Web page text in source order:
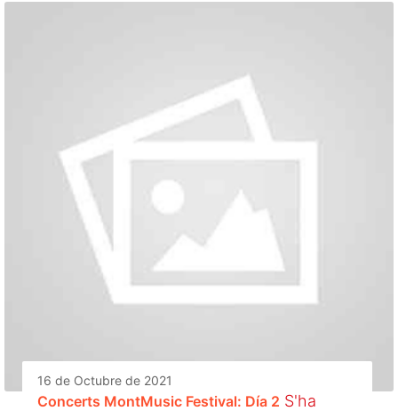
16 de Octubre de 2021
Concerts MontMusic Festival: Día 2 S'ha